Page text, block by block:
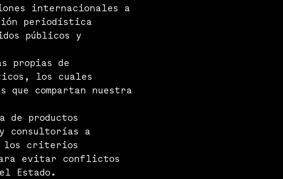
internacionales a
periodística
públicos y
propias de
los cuales
que compartan nuestra
de productos
consultorías a
los criterios
evitar conflictos
Estado.